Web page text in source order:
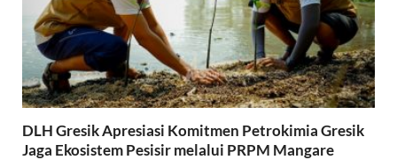
DLH Gresik Apresiasi Komitmen Petrokimia Gresik
Jaga Ekosistem Pesisir melalui PRPM Mangare